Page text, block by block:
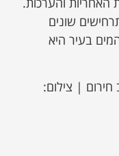
שונים
בעיר היא
| צילום: